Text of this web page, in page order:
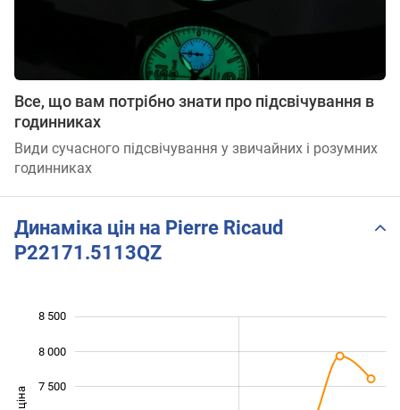
Все, що вам потрібно знати про підсвічування в
годинниках
Види сучасного підсвічування у звичайних і розумних
годинниках
Динаміка цін на Pierre Ricaud
P22171.5113QZ
7 500
8 000
8 500